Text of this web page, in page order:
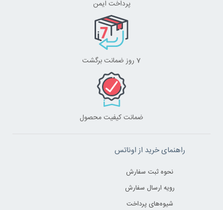
پرداخت ایمن
7 روز ضمانت برگشت
ضمانت کیفیت محصول
راهنمای خرید از اوناتس
نحوه ثبت سفارش
رویه ارسال سفارش
شیوه‌های پرداخت